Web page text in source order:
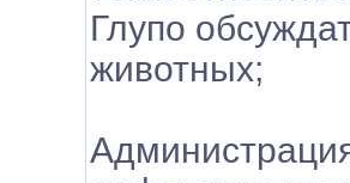
Глупо
животных;